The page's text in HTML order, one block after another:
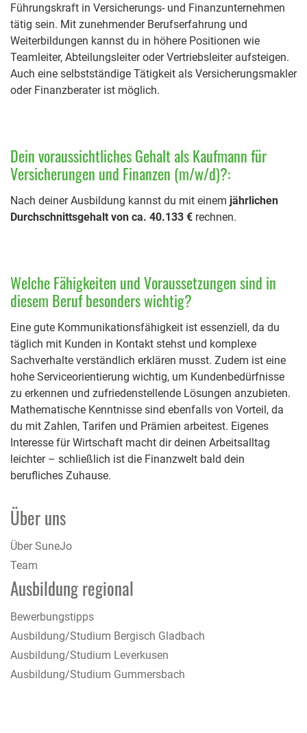
Führungskraft in Versicherungs- und Finanzunternehmen
tätig sein. Mit zunehmender Berufserfahrung und
Weiterbildungen kannst du in höhere Positionen wie
Teamleiter, Abteilungsleiter oder Vertriebsleiter aufsteigen.
Auch eine selbstständige Tätigkeit als Versicherungsmakler
oder Finanzberater ist möglich.
Dein voraussichtliches Gehalt als Kaufmann für
Versicherungen und Finanzen (m/w/d)?:
Nach deiner Ausbildung kannst du mit einem jährlichen
Durchschnittsgehalt von ca. 40.133 € rechnen.
Welche Fähigkeiten und Voraussetzungen sind in
diesem Beruf besonders wichtig?
Eine gute Kommunikationsfähigkeit ist essenziell, da du
täglich mit Kunden in Kontakt stehst und komplexe
Sachverhalte verständlich erklären musst. Zudem ist eine
hohe Serviceorientierung wichtig, um Kundenbedürfnisse
zu erkennen und zufriedenstellende Lösungen anzubieten.
Mathematische Kenntnisse sind ebenfalls von Vorteil, da
du mit Zahlen, Tarifen und Prämien arbeitest. Eigenes
Interesse für Wirtschaft macht dir deinen Arbeitsalltag
leichter – schließlich ist die Finanzwelt bald dein
berufliches Zuhause.
Über uns
Über SuneJo
Team
Ausbildung regional
Bewerbungstipps
Ausbildung/Studium Bergisch Gladbach
Ausbildung/Studium Leverkusen
Ausbildung/Studium Gummersbach